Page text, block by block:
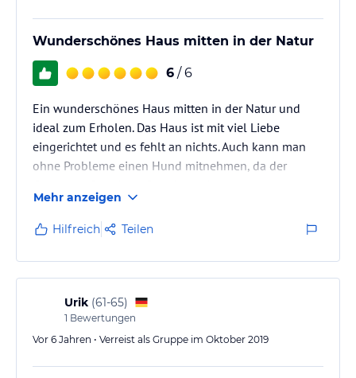
Zwischenreinigung gegen Aufpreis buchen.
Bei einem Aufenthalt ab 14 Nächten schenken wir Ihnen einen
Margaretenhof.
Den Buchungsservice finden Sie über Travel Center Fehmarn -
https://www.travel-center-fehmarn.de/ferienwohnungen-
Allg. Ausstattung:
Abstellraum
Nichtraucher
Wohnküche TV via Sat
Wunderschönes Haus mitten in der Natur
6 / 6
Ein wunderschönes Haus mitten in der Natur und
ideal zum Erholen. Das Haus ist mit viel Liebe
eingerichtet und es fehlt an nichts. Auch kann man
ohne Probleme einen Hund mitnehmen, da der
eingezäunt ist.
Mehr anzeigen
Hilfreich Teilen
Urik (61-65)
1 Bewertungen
Vor 6 Jahren • Verreist als Gruppe im Oktober 2019